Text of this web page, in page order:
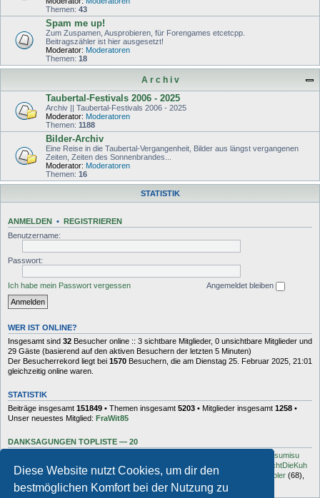
Diese Website nutzt Cookies, um dir den
bestmöglichen Komfort bei der Nutzung zu
Themen: 43
Spam me up!
Zum Zuspamen, Ausprobieren, für Forengames etcetcpp.
Beitragszähler ist hier ausgesetzt!
Moderator: Moderatoren
Themen: 18
A r c h i v
Taubertal-Festivals 2006 - 2025
Archiv || Taubertal-Festivals 2006 - 2025
Moderator: Moderatoren
Themen: 1188
Bilder-Archiv
Eine Reise in die Taubertal-Vergangenheit, Bilder aus längst vergangenen
Zeiten, Zeiten des Sonnenbrandes...
Moderator: Moderatoren
Themen: 16
STATISTIK
ANMELDEN • REGISTRIEREN
Benutzername:
Passwort:
Ich habe mein Passwort vergessen Angemeldet bleiben
WER IST ONLINE?
Insgesamt sind 32 Besucher online :: 3 sichtbare Mitglieder, 0 unsichtbare Mitglieder und
29 Gäste (basierend auf den aktiven Besuchern der letzten 5 Minuten)
Der Besucherrekord liegt bei 1570 Besuchern, die am Dienstag 25. Februar 2025, 21:01
gleichzeitig online waren.
STATISTIK
Beiträge insgesamt 151849 • Themen insgesamt 5203 • Mitglieder insgesamt 1258 •
Unser neuestes Mitglied: FraWit85
DANKSAGUNGEN TOPLISTE — 20
sumisu
(125),
Elton (125), Charles_Robotnik (124), markus.whatever
MuhMachtDieKuh
(94),Pommes(91),rulaman(80),Hooge(77),Öröc(71),zokker000 vfbler (68),
Janaldo(65),unkow(65),häxe(56),DocBrown(56)